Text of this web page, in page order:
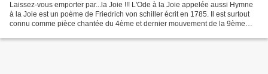
Laissez-vous emporter par...la Joie !!! L'Ode à la Joie appelée aussi Hymne
à la Joie est un poème de Friedrich von schiller écrit en 1785. Il est surtout
connu comme pièce chantée du 4ème et dernier mouvement de la 9ème